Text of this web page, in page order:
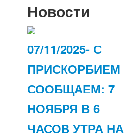
Новости
07/11/2025- С
ПРИСКОРБИЕМ
СООБЩАЕМ: 7
НОЯБРЯ В 6
ЧАСОВ УТРА НА